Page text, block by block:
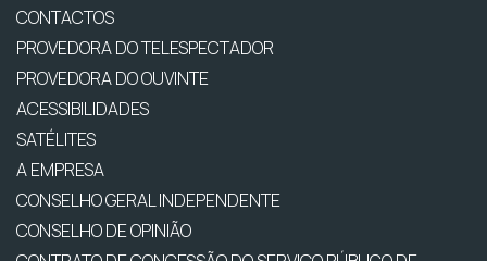
CONTACTOS
PROVEDORA DO TELESPECTADOR
PROVEDORA DO OUVINTE
ACESSIBILIDADES
SATÉLITES
A EMPRESA
CONSELHO GERAL INDEPENDENTE
CONSELHO DE OPINIÃO